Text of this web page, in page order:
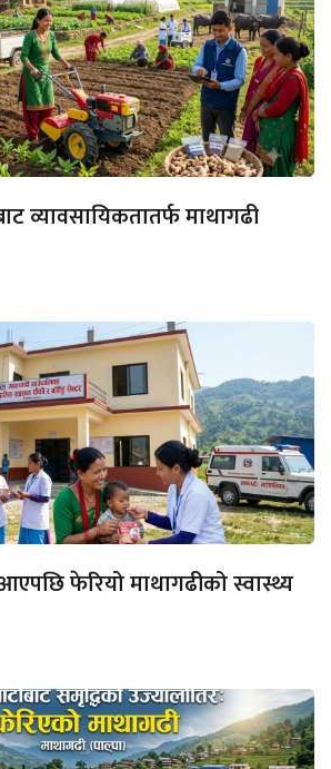
व्यावसायिकतातर्फ माथागढी
फेरियो माथागढीको स्वास्थ्य